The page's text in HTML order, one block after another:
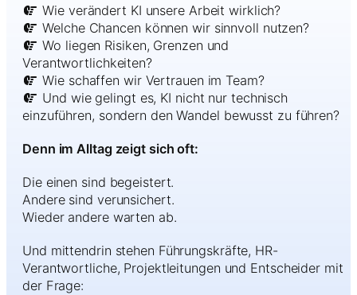
Wie verändert KI unsere Arbeit wirklich?
Welche Chancen können wir sinnvoll nutzen?
Wo liegen Risiken, Grenzen und
Verantwortlichkeiten?
Wie schaffen wir Vertrauen im Team?
Und wie gelingt es, KI nicht nur technisch
einzuführen, sondern den Wandel bewusst zu führen?
Denn im Alltag zeigt sich oft:
Die einen sind begeistert.
Andere sind verunsichert.
Wieder andere warten ab.
Und mittendrin stehen Führungskräfte, HR-
Verantwortliche, Projektleitungen und Entscheider mit
der Frage: